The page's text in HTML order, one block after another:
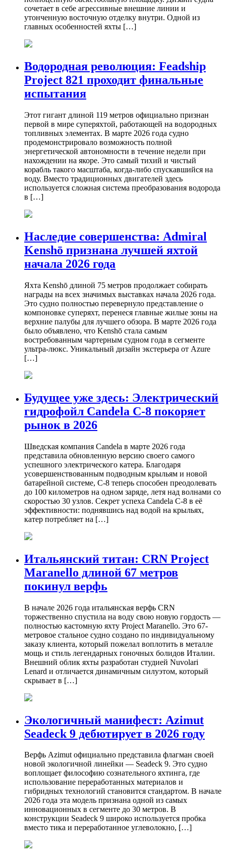
сочетает в себе агрессивные внешние линии и
утонченную восточную отделку внутри. Одной из
главных особенностей яхты […]
Водородная революция: Feadship
Project 821 проходит финальные
испытания
Этот гигант длиной 119 метров официально признан
первой в мире суперяхтой, работающей на водородных
топливных элементах. В марте 2026 года судно
продемонстрировало возможность полной
энергетической автономности в течение недели при
нахождении на якоре. Это самый тихий и чистый
корабль такого масштаба, когда-либо спускавшийся на
воду. Вместо традиционных двигателей здесь
используется сложная система преобразования водорода
в […]
Наследие совершенства: Admiral
Kenshō признана лучшей яхтой
начала 2026 года
Яхта Kenshō длиной 75 метров продолжает собирать
награды на всех значимых выставках начала 2026 года.
Это судно полностью перевернуло представление о
компоновке суперяхт, перенеся главные жилые зоны на
верхние палубы для лучшего обзора. В марте 2026 года
было объявлено, что Kenshō стала самым
востребованным чартерным судном года в сегменте
ультра-люкс. Уникальный дизайн экстерьера от Azure
[…]
Будущее уже здесь: Электрический
гидрофойл Candela C-8 покоряет
рынок в 2026
Шведская компания Candela в марте 2026 года
представила обновленную версию своего самого
успешного электрического катера. Благодаря
усовершенствованным подводным крыльям и новой
батарейной системе, C-8 теперь способен преодолевать
до 100 километров на одном заряде, летя над волнами со
скоростью 30 узлов. Секрет успеха Candela C-8 в её
эффективности: поднявшись над водой на крыльях,
катер потребляет на […]
Итальянский титан: CRN Project
Maranello длиной 67 метров
покинул верфь
В начале 2026 года итальянская верфь CRN
торжественно спустила на воду свою новую гордость —
полностью кастомную яхту Project Maranello. Это 67-
метровое стальное судно создано по индивидуальному
заказу клиента, который пожелал воплотить в металле
мощь и стиль легендарных гоночных болидов Италии.
Внешний облик яхты разработан студией Nuvolari
Lenard и отличается динамичным силуэтом, который
скрывает в […]
Экологичный манифест: Azimut
Seadeck 9 дебютирует в 2026 году
Верфь Azimut официально представила флагман своей
новой экологичной линейки — Seadeck 9. Это судно
воплощает философию сознательного яхтинга, где
использование переработанных материалов и
гибридных технологий становится стандартом. В начале
2026 года эта модель признана одной из самых
инновационных в сегменте до 30 метров. В
конструкции Seadeck 9 широко используется пробка
вместо тика и переработанное углеволокно, […]